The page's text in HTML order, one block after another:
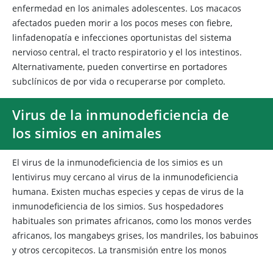
enfermedad en los animales adolescentes. Los macacos
afectados pueden morir a los pocos meses con fiebre,
linfadenopatía e infecciones oportunistas del sistema
nervioso central, el tracto respiratorio y el los intestinos.
Alternativamente, pueden convertirse en portadores
subclínicos de por vida o recuperarse por completo.
Virus de la inmunodeficiencia de
los simios en animales
El virus de la inmunodeficiencia de los simios es un
lentivirus muy cercano al virus de la inmunodeficiencia
humana. Existen muchas especies y cepas de virus de la
inmunodeficiencia de los simios. Sus hospedadores
habituales son primates africanos, como los monos verdes
africanos, los mangabeys grises, los mandriles, los babuinos
y otros cercopitecos. La transmisión entre los monos